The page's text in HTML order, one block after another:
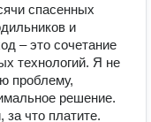
спасенных
и
– это сочетание
технологий. Я не
проблему,
решение.
что платите.